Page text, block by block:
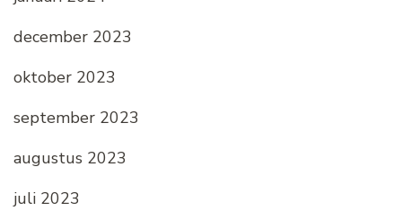
december 2023
oktober 2023
september 2023
augustus 2023
juli 2023